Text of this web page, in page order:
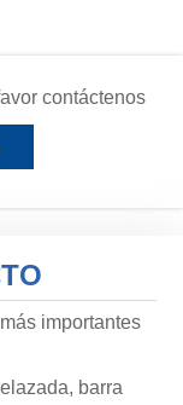
contáctenos
importantes
barra